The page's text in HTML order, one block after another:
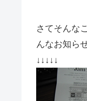
さてそんな
んなお知ら
↓↓↓↓↓